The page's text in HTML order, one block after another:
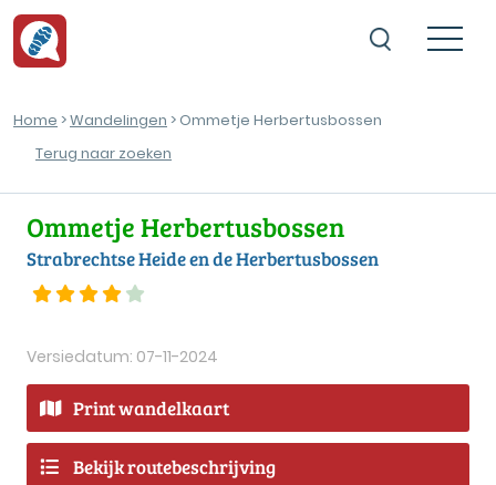
Home >Wandelingen > Ommetje Herbertusbossen
Terug naar zoeken
Ommetje Herbertusbossen
Strabrechtse Heide en de Herbertusbossen
Versiedatum: 07-11-2024
Print wandelkaart
Bekijk routebeschrijving